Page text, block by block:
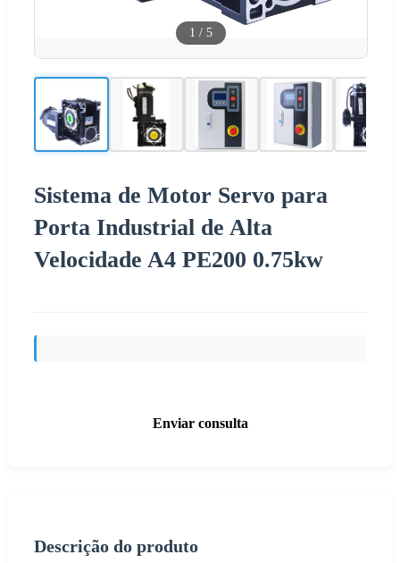
1 / 5
Sistema de Motor Servo para
Porta Industrial de Alta
Velocidade A4 PE200 0.75kw
Enviar consulta
Descrição do produto